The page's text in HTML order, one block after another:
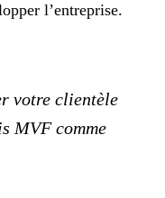
l’entreprise.
votre clientèle
MVF comme